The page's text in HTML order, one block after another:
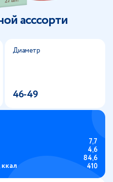
асссорти
Диаметр
46-49
7,7
4,6
84,6
410